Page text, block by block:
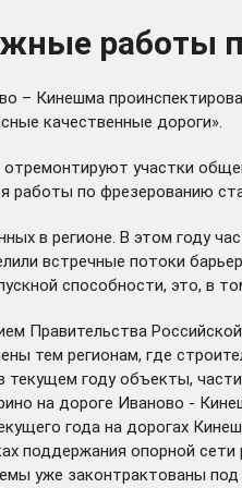
работы
– Кинешма
качественные дороги».
участки
работы по фрезерованию
в регионе. В этом году
встречные потоки
способности, это, в
Правительства
тем регионам, где
году объекты,
на дороге Иваново -
года на дорогах
поддержания опорной
уже законтрактованы